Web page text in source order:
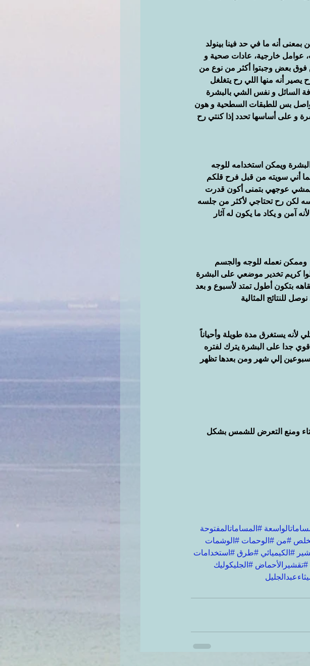
أنه ما في حد فينا بينولد
عوامل خارجية، عادات صحية و
فوق بعض وجبتوا أكثر من نوع من
أنه منها اللي رح يتغلغل
السائل و نفس الشي بالبشرة
بس للطبقات السطحية و هون
و على أساسها تحدد إذا كنتي رح
ويمكن استخدامه للوجه
أني سويته من قبل فرح قلكم
عوجهي بتمنى أكون قدرت
لكن رح تحتاجي لأكثر من جلسه
لأنه آمن و يكاد ما يكون له آثار
وممكن نعمله للوجه والجسم
كريم تخدير موضعي على البشرة
بتكون أطول تمتد لأسبوع و بعد
لأنه يستغرق مدة طويلة وأحياناً
جدا على البشرة يترك لفتره
اسبوعين إلي شهر ومن بعدها تظهر
ومنع التعرض للشمس بشكل
#المساماتالمفتوحة
#من #الوحمات #الوشمات
#الكيميائي #طرق #استخدامات
#تقشيرالأحماض #الجليكوليك